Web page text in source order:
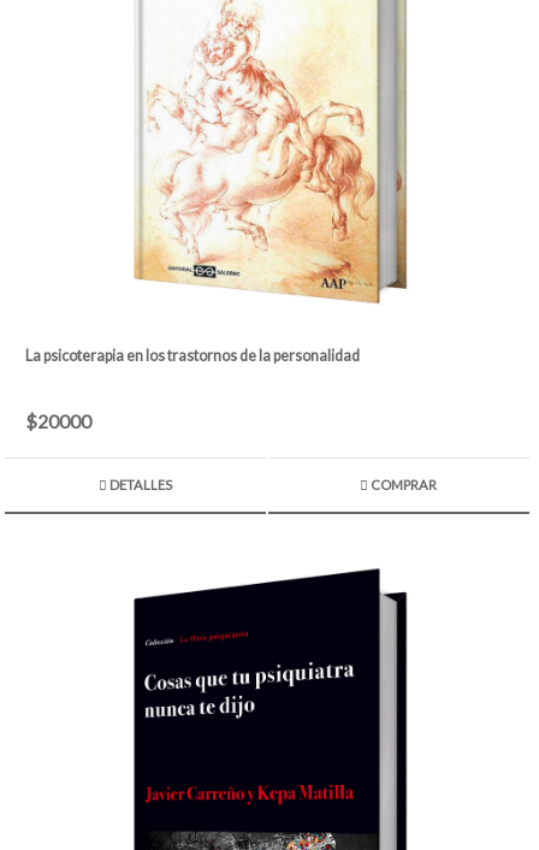
La psicoterapia en los trastornos de la personalidad
$20000
DETALLES COMPRAR